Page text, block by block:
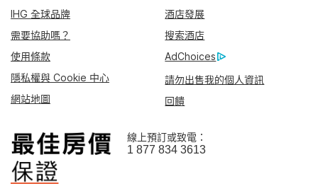
IHG 全球品牌
酒店發展
需要協助嗎？
搜索酒店
使用條款
AdChoices
隱私權與 Cookie 中心
請勿出售我的個人資訊
網站地圖
回饋
線上預訂或致電：
1 877 834 3613